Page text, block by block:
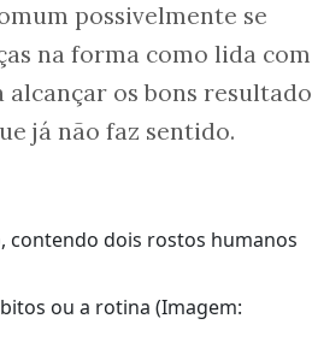
possivelmente se
na forma como lida com
os bons
já não faz sentido.
ou a rotina (Imagem: